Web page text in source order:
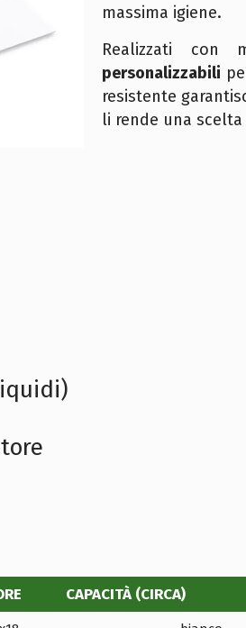
massima igiene.
Realizzati con
personalizzabili
resistente
li rende una
CAPACITÀ (CIRCA)